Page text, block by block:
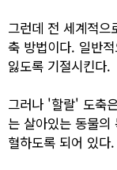
그런데 전 세계적
축 방법이다. 일반
잃도록 기절시킨다.
그러나 '할랄' 도축
는 살아있는 동물
혈하도록 되어 있다.